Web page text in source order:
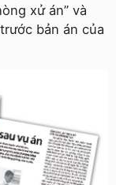
xử án” và
bản án của